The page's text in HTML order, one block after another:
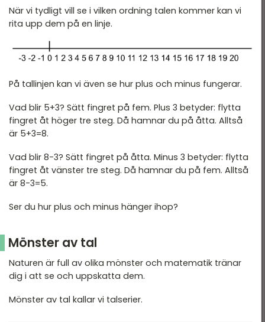
När vi tydligt vill se i vilken ordning talen kommer kan vi
rita upp dem på en linje.
På tallinjen kan vi även se hur plus och minus fungerar.
Vad blir 5+3? Sätt fingret på fem. Plus 3 betyder: flytta
fingret åt höger tre steg. Då hamnar du på åtta. Alltså
är 5+3=8.
Vad blir 8-3? Sätt fingret på åtta. Minus 3 betyder: flytta
fingret åt vänster tre steg. Då hamnar du på fem. Alltså
är 8-3=5.
Ser du hur plus och minus hänger ihop?
Mönster av tal
Naturen är full av olika mönster och matematik tränar
dig i att se och uppskatta dem.
Mönster av tal kallar vi talserier.